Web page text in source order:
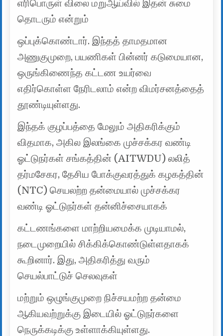
எரிபொருள் விலை மறுஆய்வில் இதன் சுமை
தொடரும் என்றும்
ஒப்புக்கொண்டார். இந்தத் தாமதமான
அணுகுமுறை, பயணிகள் பின்னர் கடுமையான,
ஒருங்கிணைந்த கட்டண உயர்வை
எதிர்கொள்ள நேரிடலாம் என்ற விமர்சனத்தைத்
தூண்டியுள்ளது.
இந்தக் குழப்பத்தை மேலும் அதிகரிக்கும்
விதமாக, அகில இலங்கை முச்சக்கர வண்டி
ஓட்டுநர்கள் சங்கத்தின் (AITWDU) லலித்
தர்மசேகர, தேசிய போக்குவரத்துக் கழகத்தின்
(NTC) செயலற்ற தன்மையால் முச்சக்கர
வண்டி ஓட்டுநர்கள் தன்னிச்சையாகக்
கட்டணங்களை மாற்றியமைக்க முடியாமல்,
நடைமுறையில் சிக்கிக்கொண்டுள்ளதாகக்
கூறினார். இது, அதிகரித்து வரும்
செயல்பாட்டுச் செலவுகள்
மற்றும் ஒழுங்குமுறை நிச்சயமற்ற தன்மை
ஆகியவற்றுக்கு இடையில் ஓட்டுநர்களை
நெருக்கடிக்கு உள்ளாக்கியுள்ளது.